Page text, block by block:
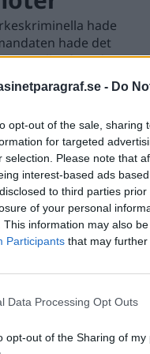
- Do
opt-out of the sale,
for targeted
selection. Please note that
interest-based ads
to third parties
of your personal
This information may also
Participants that may further
Data Processing Opt Outs
opt-out of the Sharing of my
hade
hade det
eller före detta